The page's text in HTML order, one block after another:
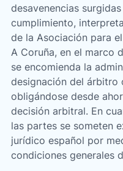
desavenencias
cumplimiento,
de la Asociación para
A Coruña, en el marco
se encomienda la
designación del árbitro
obligándose desde
decisión arbitral. En
las partes se someten
jurídico español por
condiciones generales